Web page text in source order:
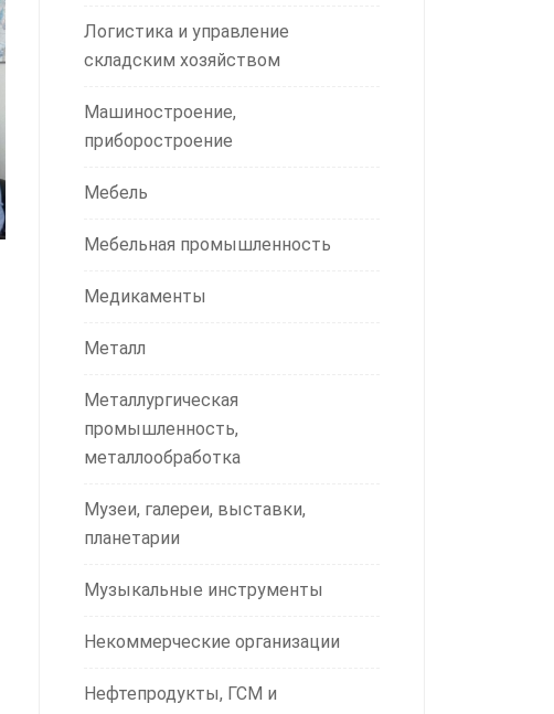
Логистика и управление
складским хозяйством
Машиностроение,
приборостроение
Мебель
Мебельная промышленность
Медикаменты
Металл
Металлургическая
промышленность,
металлообработка
Музеи, галереи, выставки,
планетарии
Музыкальные инструменты
Некоммерческие организации
Нефтепродукты, ГСМ и